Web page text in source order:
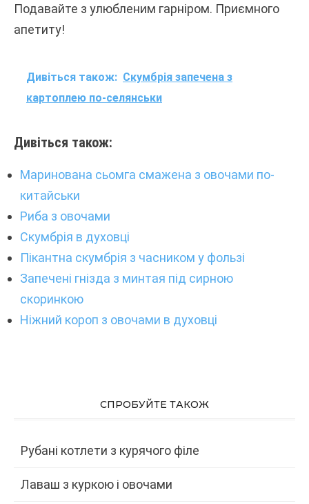
Подавайте з улюбленим гарніром. Приємного
апетиту!
Дивіться також: Скумбрія запечена з
картоплею по-селянськи
Дивіться також:
Маринована сьомга смажена з овочами по-
китайськи
Риба з овочами
Скумбрія в духовці
Пікантна скумбрія з часником у фользі
Запечені гнізда з минтая під сирною
скоринкою
Ніжний короп з овочами в духовці
СПРОБУЙТЕ ТАКОЖ
Рубані котлети з курячого філе
Лаваш з куркою і овочами